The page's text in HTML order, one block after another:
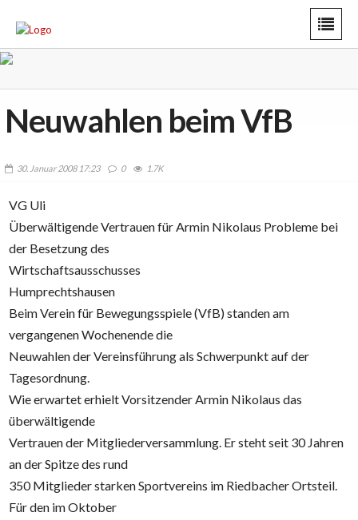
Neuwahlen beim VfB
30. Januar 2008 17:23 0 1.7K
VG Uli
Überwältigende Vertrauen für Armin Nikolaus Probleme bei
der Besetzung des
Wirtschaftsausschusses
Humprechtshausen
Beim Verein für Bewegungsspiele (VfB) standen am
vergangenen Wochenende die
Neuwahlen der Vereinsführung als Schwerpunkt auf der
Tagesordnung.
Wie erwartet erhielt Vorsitzender Armin Nikolaus das
überwältigende
Vertrauen der Mitgliederversammlung. Er steht seit 30 Jahren
an der Spitze des rund
350 Mitglieder starken Sportvereins im Riedbacher Ortsteil.
Für den im Oktober